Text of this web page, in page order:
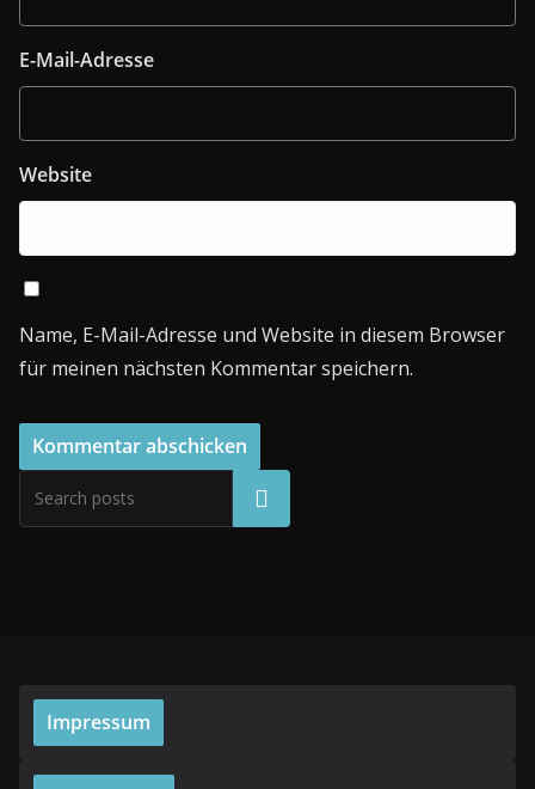
E-Mail-Adresse
Website
Name, E-Mail-Adresse und Website in diesem Browser
für meinen nächsten Kommentar speichern.
Suchen
Impressum